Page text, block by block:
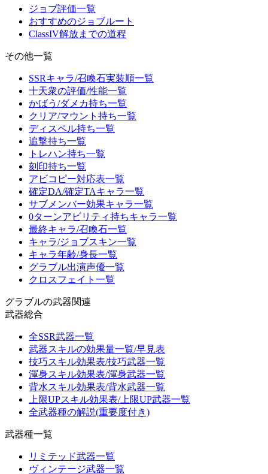
ジョブ評価一覧
おすすめのジョブルート
ClassIV解放までの道程
その他一覧
SSRキャラ/召喚石実装順一覧
十天衆の評価/性能一覧
かばう/ダメカ持ち一覧
クリア/マウント持ち一覧
ディスペル持ち一覧
追撃持ち一覧
トレハン持ち一覧
刻印持ち一覧
アビコピー対応表一覧
確定DA/確定TAキャラ一覧
サブメンバー効果キャラ一覧
0ターンアビリティ持ちキャラ一覧
最終キャラ/召喚石一覧
キャラ/ジョブスキン一覧
キャラ年齢/身長一覧
グラブル出演声優一覧
クロスフェイト一覧
グラブルの武器関連
武器総合
全SSR武器一覧
武器スキルの効果量一覧/早見表
技巧スキル効果表/技巧武器一覧
渾身スキル効果表/渾身武器一覧
背水スキル効果表/背水武器一覧
上限UPスキル効果表/上限UP武器一覧
全武器種の解説(重要度付き)
武器種一覧
リミテッド武器一覧
ヴィンテージ武器一覧